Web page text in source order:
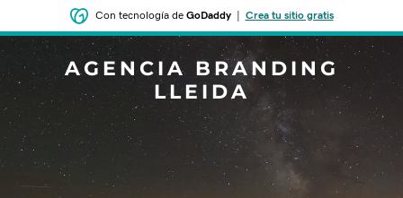
Con tecnología de GoDaddy| Crea tu sitio gratis
AGENCIA BRANDING
LLEIDA